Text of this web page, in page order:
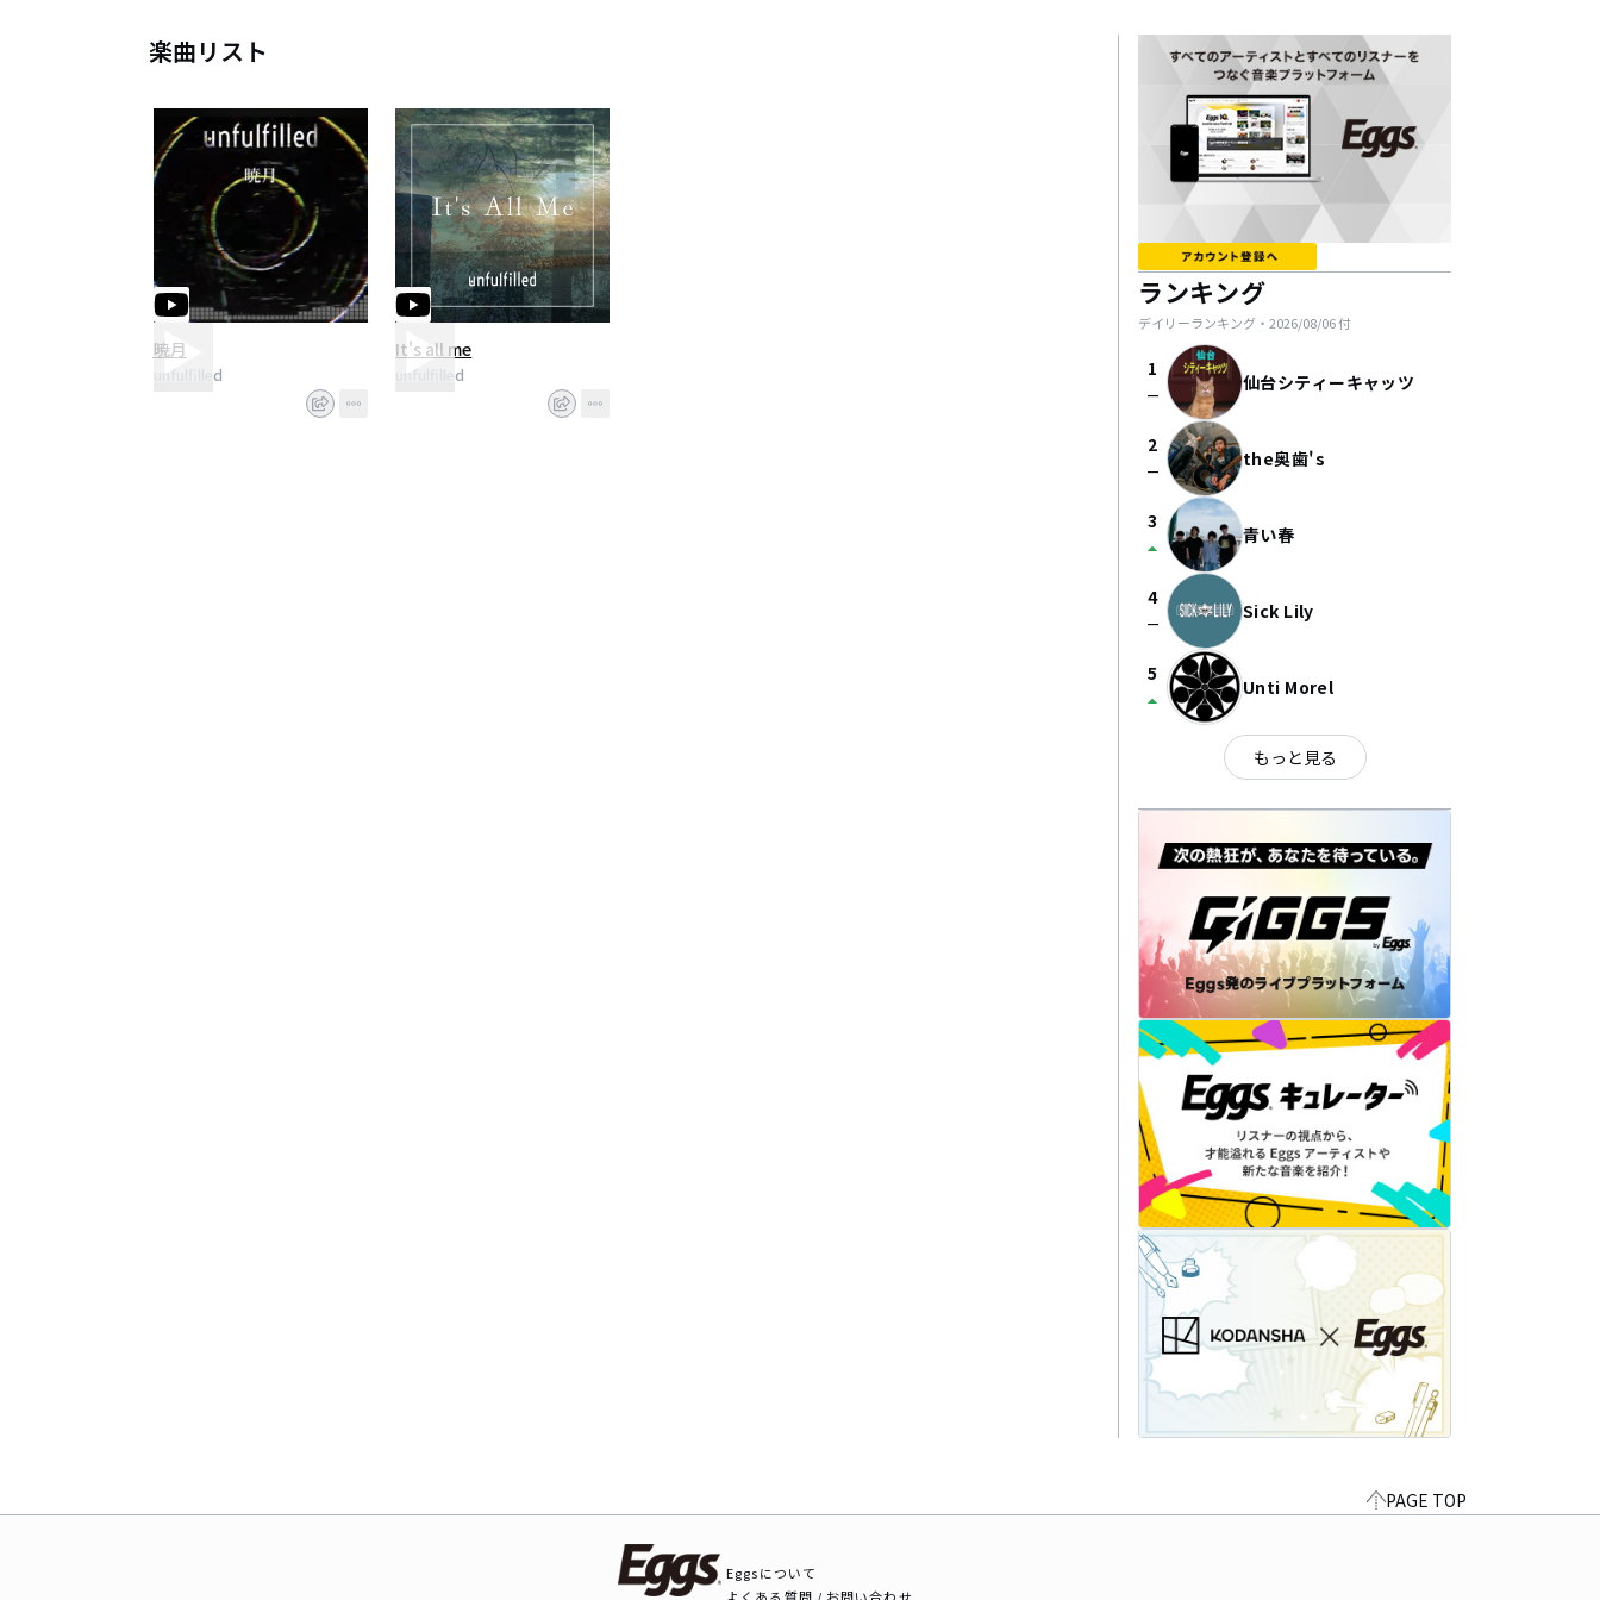
楽曲リスト
暁月
unfulfilled
It's all me
unfulfilled
ランキング
デイリーランキング・ 2026/08/06付
1
check_indeterminate_small 仙台シティーキャッツ
2
check_indeterminate_small the奥歯's
3
arrow_drop_up 青い春
4
check_indeterminate_small Sick Lily
5
arrow_drop_up Unti Morel
もっと見る
PAGE TOP
Eggsについて